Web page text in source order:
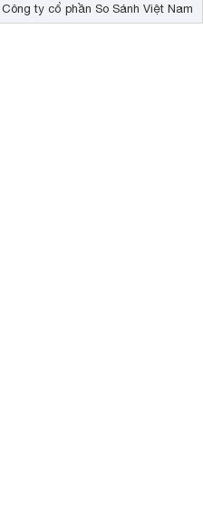
ty cổ phần So Sánh Việt Nam